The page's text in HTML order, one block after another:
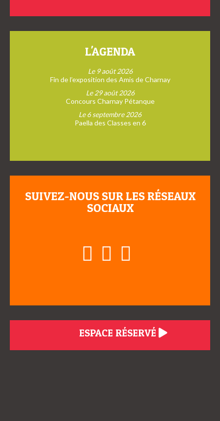
L'AGENDA
Le 9 août 2026
Fin de l’exposition des Amis de Charnay
Le 29 août 2026
Concours Charnay Pétanque
Le 6 septembre 2026
Paella des Classes en 6
SUIVEZ-NOUS SUR LES RÉSEAUX
SOCIAUX
ESPACE RÉSERVÉ